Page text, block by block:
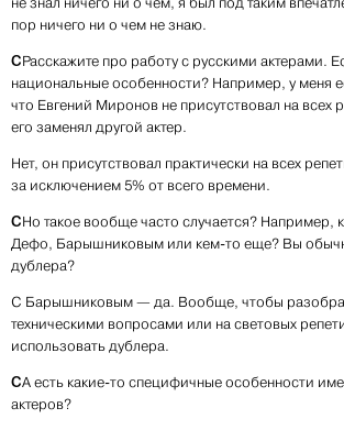
пор ничего ни о чем не знаю.
СРасскажите про работу с русскими актерами.
национальные особенности? Например, у меня
что Евгений Миронов не присутствовал на всех
его заменял другой актер.
Нет, он присутствовал практически на всех
за исключением 5% от всего времени.
СНо такое вообще часто случается? Например,
Дефо, Барышниковым или кем-то еще? Вы
дублера?
С Барышниковым — да. Вообще, чтобы
техническими вопросами или на световых
использовать дублера.
СА есть какие-то специфичные особенности
актеров?